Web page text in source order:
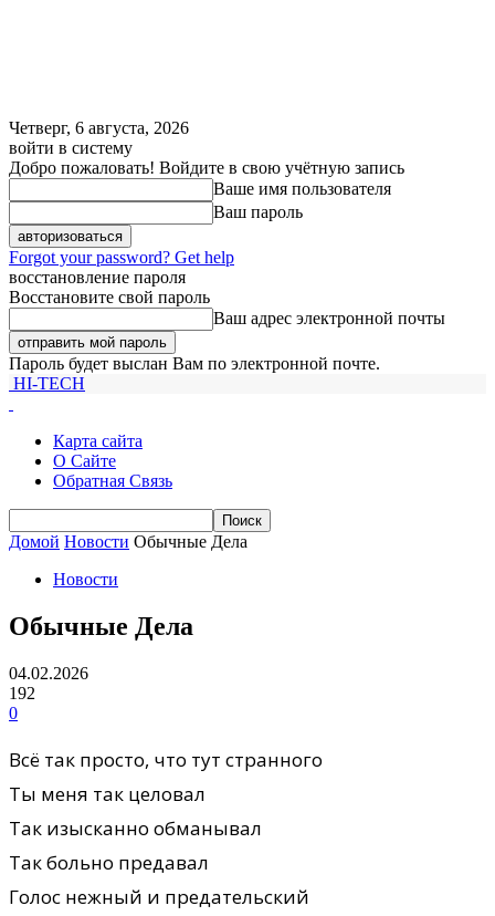
Четверг, 6 августа, 2026
войти в систему
Добро пожаловать! Войдите в свою учётную запись
Ваше имя пользователя
Ваш пароль
Forgot your password? Get help
восстановление пароля
Восстановите свой пароль
Ваш адрес электронной почты
Пароль будет выслан Вам по электронной почте.
HI-TECH
Карта сайта
О Сайте
Обратная Связь
Домой Новости Обычные Дела
Новости
Обычные Дела
04.02.2026
192
0
Всё так пpосто, что тут стpанного
Ты меня так целовал
Так изысканно обманывал
Так больно пpедавал
Голос нежный и пpедательский